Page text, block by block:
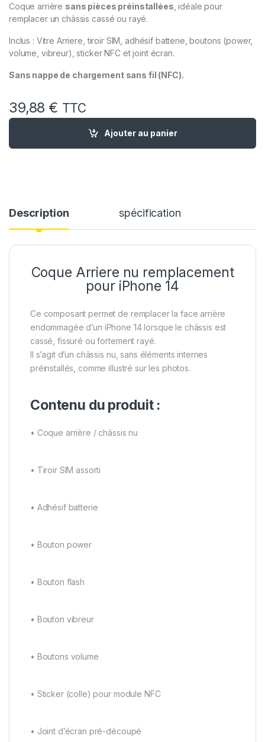
Coque arrière sans pièces préinstallées , idéale pour
remplacer un châssis cassé ou rayé.
Inclus : Vitre Arriere, tiroir SIM, adhésif batterie, boutons (power,
volume, vibreur), sticker NFC et joint écran.
Sans nappe de chargement sans fil (NFC).
39,88 € TTC
quantité de Chassis Remplacement iPhone 14 Blanc
Ajouter au panier
Description spécification
Coque Arriere nu remplacement
pour iPhone 14
Ce composant permet de remplacer la face arrière
endommagée d’un iPhone 14 lorsque le châssis est
cassé, fissuré ou fortement rayé.
Il s’agit d’un châssis nu, sans éléments internes
préinstallés, comme illustré sur les photos.
Contenu du produit :
• Coque arrière / châssis nu
• Tiroir SIM assorti
• Adhésif batterie
• Bouton power
• Bouton flash
• Bouton vibreur
• Boutons volume
• Sticker (colle) pour module NFC
• Joint d’écran pré-découpé